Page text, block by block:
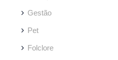
Gestão
Pet
Folclore